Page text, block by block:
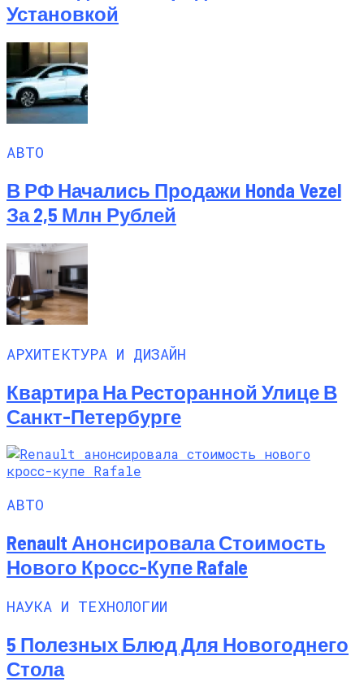
Установкой
АВТО
В РФ Начались Продажи Honda Vezel
За 2,5 Млн Рублей
АРХИТЕКТУРА И ДИЗАЙН
Квартира На Ресторанной Улице В
Санкт-Петербурге
АВТО
Renault Анонсировала Стоимость
Нового Кросс-Купе Rafale
НАУКА И ТЕХНОЛОГИИ
5 Полезных Блюд Для Новогоднего
Стола